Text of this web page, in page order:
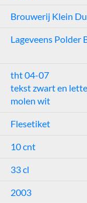
Brouwerij Klein
Lageveens Polder
tht 04-07
tekst zwart en
molen wit
Flesetiket
10 cnt
33 cl
2003